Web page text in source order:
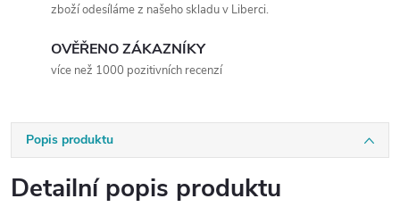
zboží odesíláme z našeho skladu v Liberci.
OVĚŘENO ZÁKAZNÍKY
více než 1000 pozitivních recenzí
Popis produktu
Detailní popis produktu